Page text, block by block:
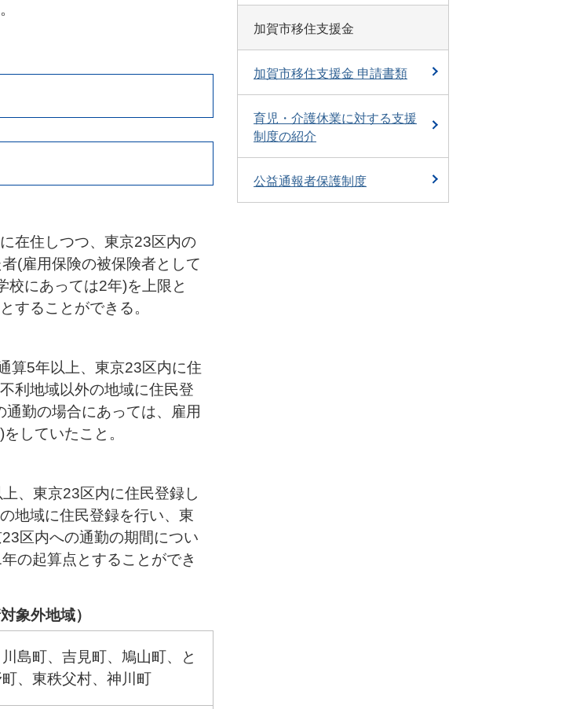
在住しつつ、東京23区内の
(雇用保険の被保険者として
校にあっては2年)を上限と
することができる。
算5年以上、東京23区内に住
利地域以外の地域に住民登
勤の場合にあっては、雇用
していたこと。
、東京23区内に住民登録し
地域に住民登録を行い、東
区内への通勤の期間につい
の起算点とすることができ
象外地域）
島町、吉見町、鳩山町、と
、東秩父村、神川町
加賀市移住支援金
加賀市移住支援金 申請書類
育児・介護休業に対する支援
制度の紹介
公益通報者保護制度